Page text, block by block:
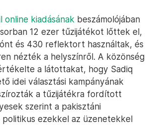
online kiadásának beszámolójában
12 ezer tűzijátékot lőttek el,
és 430 reflektort használtak, és
nézték a helyszínről. A közönség
a látottakat, hogy Sadiq
idei választási kampányának
a tűzijátékra fordított
szerint a pakisztáni
politikus ezekkel az üzenetekkel